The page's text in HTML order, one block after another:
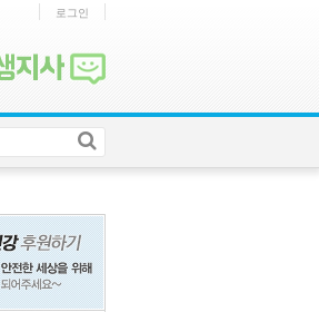
로그인